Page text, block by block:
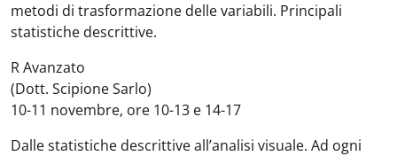
metodi di trasformazione delle variabili. Principali
statistiche descrittive.
R Avanzato
(Dott. Scipione Sarlo)
10-11 novembre, ore 10-13 e 14-17
Dalle statistiche descrittive all’analisi visuale. Ad ogni